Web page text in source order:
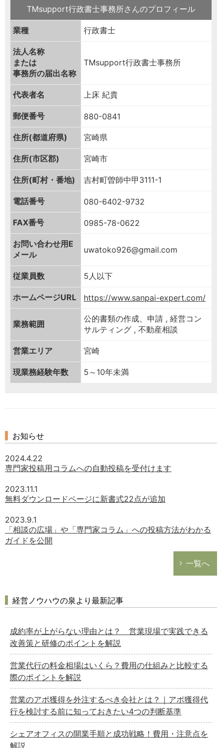
TMsupport行政書士事務所さんのプロフィール
業種 行政書士
法人名称
または
事務所の届出名称
TMsupport行政書士事務所
代表者名 上床 紀貴
郵便番号 880-0841
住所(都道府県) 宮崎県
住所(市区郡) 宮崎市
住所(町村・番地) 吉村町曽師中甲3111-1
電話番号 080-6402-9732
FAX番号 0985-78-0622
お問い合わせ用 E
メール
uwatoko926@gmail.com
従業員数 5人以下
ホームページURL https://www.sanpai-expert.com/
業務範囲
公的書類の作成、申請 , 経営コン
サルティング , 不動産相談
営業エリア 宮崎
現業務経験年数 5～10年未満
お知らせ
2024.4.22
専門家投稿用コラムへの自動投稿を受付けます
2023.11.1
無料ダウンロードページに新書式22点が追加
2023.9.1
「相談の広場」や「専門家コラム」への投稿方法がわかる
ガイドを公開
一覧へ
経営ノウハウの泉より最新記事
成約率が上がらない理由とは？ 営業現場で実践できる
改善策と研修のポイントを解説
営業代行の料金相場はいくら？費用の仕組みと比較する
際のポイントを解説
営業のアポ獲得を外注するべき会社とは？｜アポ獲得代
行を検討する前に知っておきたい4つの判断基準
シェアオフィスの開業手順と成功戦略！費用・注意点を
解説